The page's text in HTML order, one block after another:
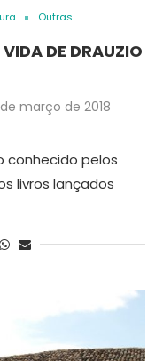
Outras
DE DRAUZIO
de março de 2018
conhecido pelos
livros lançados